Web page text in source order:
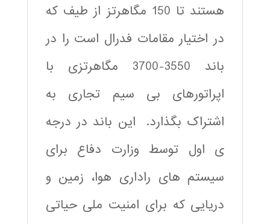
هستند تا 150 مگاهرتز از طیف که
در اختیار مقامات فدرال است را در
باند 3550-3700 مگاهرتزی با
اپراتورهای بی سیم تجاری به
اشتراک بگذارد. این باند در درجه
ی اول توسط وزارت دفاع برای
سیستم های راداری هوا، زمین و
دریایی که برای امنیت ملی حیاتی